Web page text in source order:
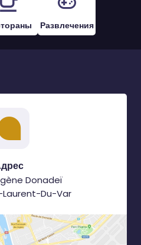
Развлечения
Donadeï
Du-Var